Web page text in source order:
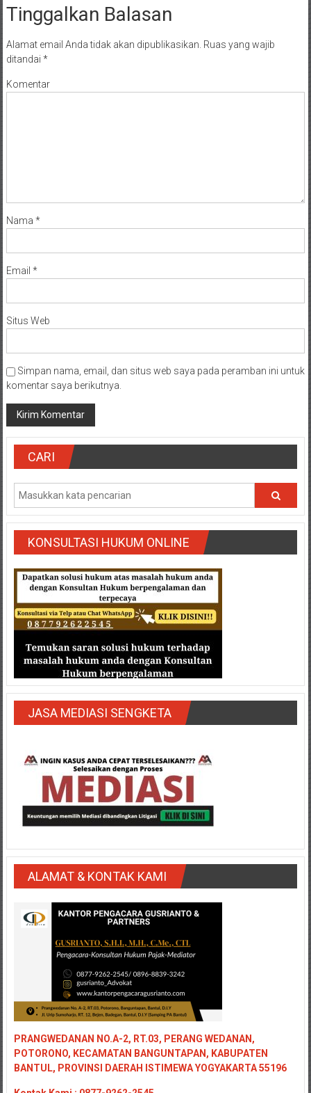
Tinggalkan Balasan
Alamat email Anda tidak akan dipublikasikan. Ruas yang wajib
ditandai *
Komentar
Nama *
Email *
Situs Web
Simpan nama, email, dan situs web saya pada peramban ini untuk
komentar saya berikutnya.
CARI
KONSULTASI HUKUM ONLINE
JASA MEDIASI SENGKETA
ALAMAT & KONTAK KAMI
PRANGWEDANAN NO.A-2, RT.03, PERANG WEDANAN,
POTORONO, KECAMATAN BANGUNTAPAN, KABUPATEN
BANTUL, PROVINSI DAERAH ISTIMEWA YOGYAKARTA 55196